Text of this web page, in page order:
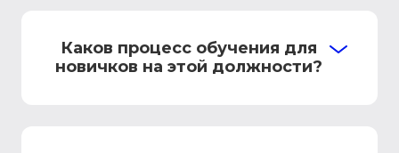
Каков процесс обучения для
новичков на этой должности?